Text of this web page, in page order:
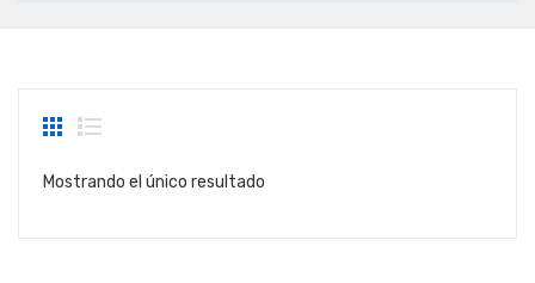
Mostrando el único resultado